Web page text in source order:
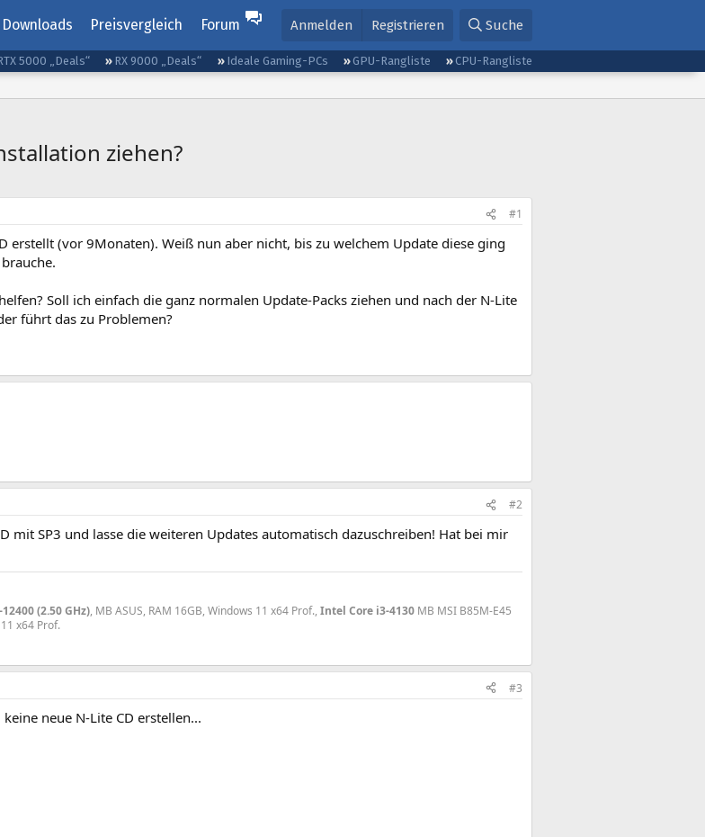
Downloads Preisvergleich Forum Anmelden Registrieren Suche
5000 „Deals“ RX 9000 „Deals“ Ideale Gaming-PCs GPU-Rangliste
CPU-Rangliste
ziehen?
#1
erstellt (vor 9Monaten). Weiß nun aber nicht, bis zu welchem Update diese ging
Soll ich einfach die ganz normalen Update-Packs ziehen und nach der N-Lite
führt das zu Problemen?
#2
mit SP3 und lasse die weiteren Updates automatisch dazuschreiben! Hat bei mir
(2.50 GHz), MB ASUS, RAM 16GB, Windows 11 x64 Prof., Intel Core i3-4130 MB MSI B85M-E45
x64 Prof.
#3
neue N-Lite CD erstellen...